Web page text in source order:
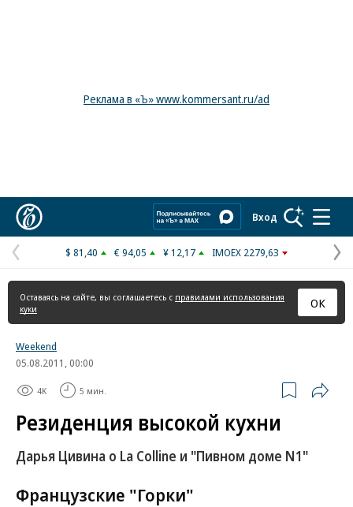
Реклама в «Ъ» www.kommersant.ru/ad
Вход
Предыдущая
страница
$ 81,40 € 94,05 ¥ 12,17 IMOEX 2279,63
Оставаясь на сайте, вы соглашаетесь с правилами использования
куки
ОК
Weekend
05.08.2011, 00:00
4K 5 мин.
Резиденция высокой кухни
Дарья Цивина о La Colline и "Пивном доме N1"
Французские "Горки"